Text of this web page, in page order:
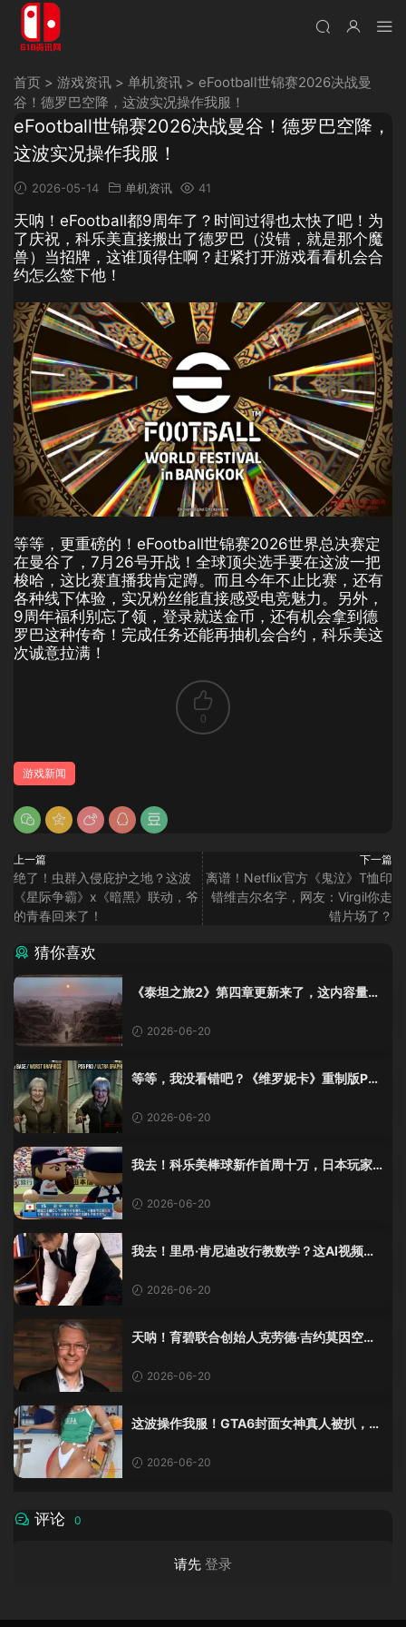
首页 > 游戏资讯 > 单机资讯 > eFootball世锦赛2026决战曼
谷！德罗巴空降，这波实况操作我服！
eFootball世锦赛2026决战曼谷！德罗巴空降，
这波实况操作我服！
2026-05-14 单机资讯 41
天呐！eFootball都9周年了？时间过得也太快了吧！为
了庆祝，科乐美直接搬出了德罗巴（没错，就是那个魔
兽）当招牌，这谁顶得住啊？赶紧打开游戏看看机会合
约怎么签下他！
等等，更重磅的！eFootball世锦赛2026世界总决赛定
在曼谷了，7月26号开战！全球顶尖选手要在这波一把
梭哈，这比赛直播我肯定蹲。而且今年不止比赛，还有
各种线下体验，实况粉丝能直接感受电竞魅力。另外，
9周年福利别忘了领，登录就送金币，还有机会拿到德
罗巴这种传奇！完成任务还能再抽机会合约，科乐美这
次诚意拉满！
0
游戏新闻
上一篇
绝了！虫群入侵庇护之地？这波
《星际争霸》x《暗黑》联动，爷
的青春回来了！
下一篇
离谱！Netflix官方《鬼泣》T恤印
错维吉尔名字，网友：Virgil你走
错片场了？
猜你喜欢
《泰坦之旅2》第四章更新来了，这内容量感
2026-06-20
等等，我没看错吧？《维罗妮卡》重制版PS
2026-06-20
我去！科乐美棒球新作首周十万，日本玩家
2026-06-20
我去！里昂·肯尼迪改行教数学？这AI视频全
2026-06-20
天呐！育碧联合创始人克劳德·吉约莫因空难
2026-06-20
这波操作我服！GTA6封面女神真人被扒，网
2026-06-20
评论 0
请先 登录